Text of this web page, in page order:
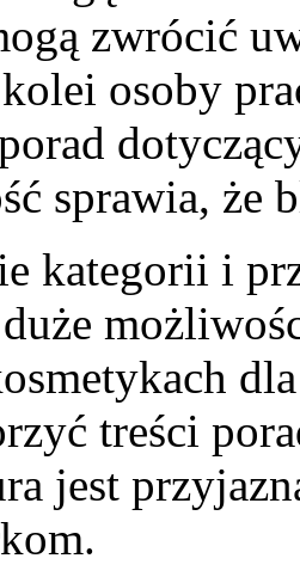
zwrócić
osoby
sprawia, że
kategorii i
treści
jest